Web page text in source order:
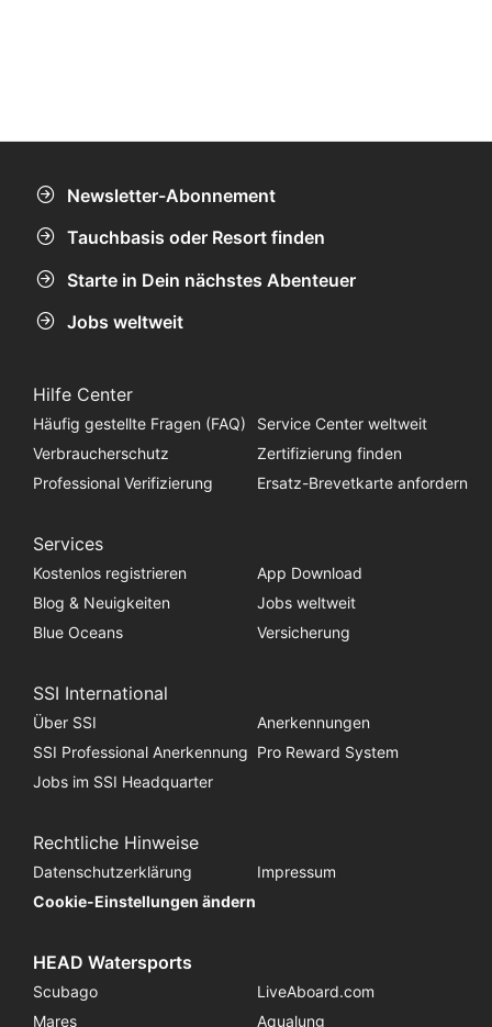
Newsletter-Abonnement
Tauchbasis oder Resort finden
Starte in Dein nächstes Abenteuer
Jobs weltweit
Hilfe Center
Häufig gestellte Fragen (FAQ)
Service Center weltweit
Verbraucherschutz
Zertifizierung finden
Professional Verifizierung
Ersatz-Brevetkarte anfordern
Services
Kostenlos registrieren
App Download
Blog & Neuigkeiten
Jobs weltweit
Blue Oceans
Versicherung
SSI International
Über SSI
Anerkennungen
SSI Professional Anerkennung Pro Reward System
Jobs im SSI Headquarter
Rechtliche Hinweise
Datenschutzerklärung
Impressum
Cookie-Einstellungen ändern
HEAD Watersports
Scubago
LiveAboard.com
Mares
Aqualung